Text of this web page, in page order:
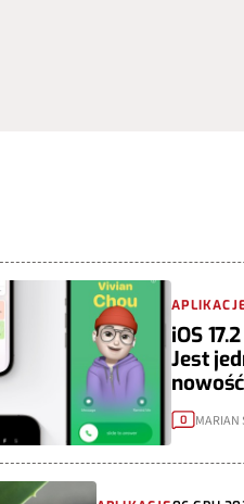
iOS
Jest
nowość
0 MARIAN